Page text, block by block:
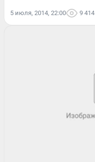
5 июля, 2014, 22:00 9 414